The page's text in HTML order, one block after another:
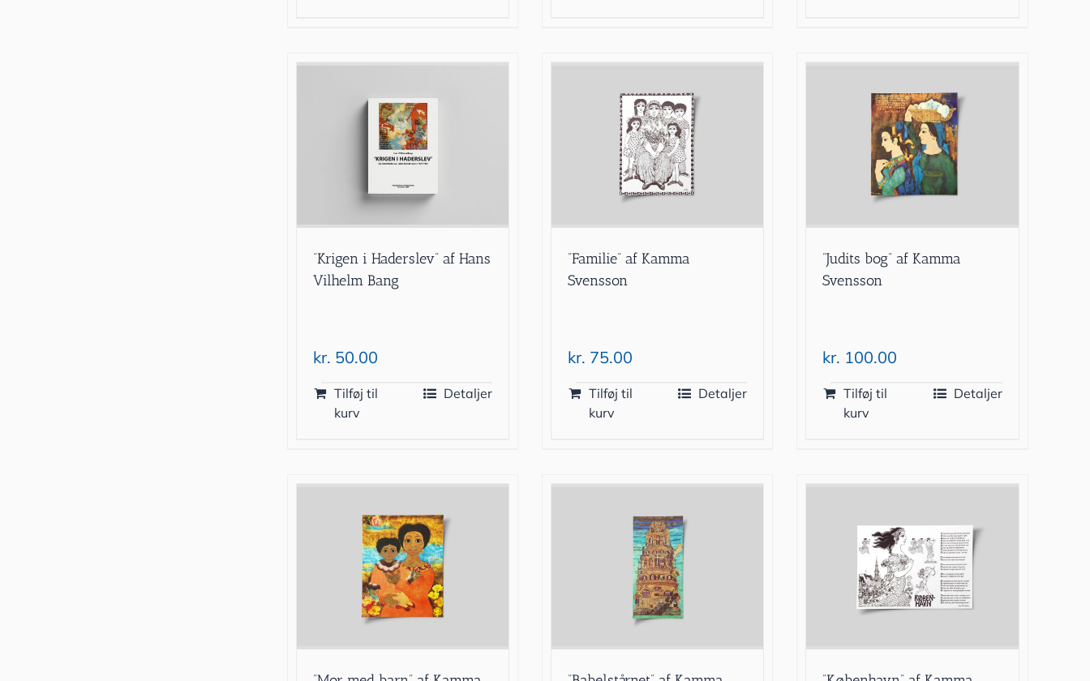
“Krigen i Haderslev” af Hans
Vilhelm Bang
kr. 50.00
Tilføj til
kurv
Detaljer
”Familie” af Kamma
Svensson
kr. 75.00
Tilføj til
kurv
Detaljer
”Judits bog” af Kamma
Svensson
kr. 100.00
Tilføj til
kurv
Detaljer